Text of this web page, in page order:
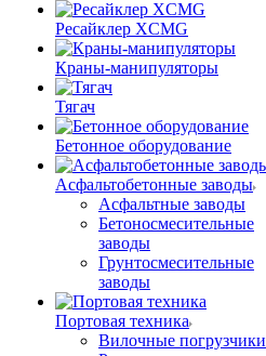
Ресайклер XCMG
Краны-манипуляторы
Тягач
Бетонное оборудование
Асфальтобетонные заводы
Асфальтные заводы
Бетоносмесительные
заводы
Грунтосмесительные
заводы
Портовая техника
Вилочные погрузчики